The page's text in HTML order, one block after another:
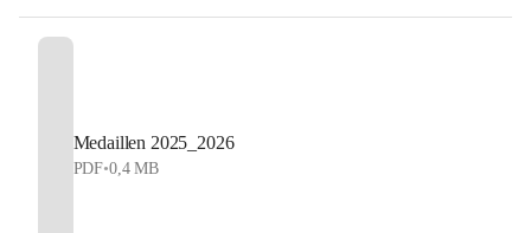
Medaillen 2025_2026
PDF•0,4 MB